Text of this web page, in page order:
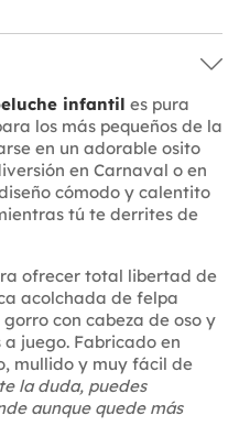
infantil es pura
los más pequeños de la
en un adorable osito
en Carnaval o en
cómodo y calentito
tú te derrites de
ofrecer total libertad de
acolchada de felpa
con cabeza de oso y
juego. Fabricado en
mullido y muy fácil de
la duda, puedes
aunque quede más